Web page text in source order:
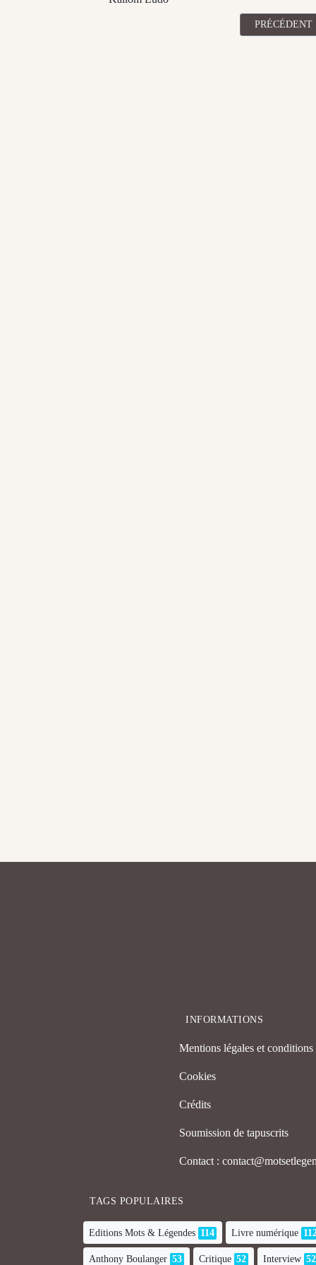
ARTICLE
PRÉCÉDENT
INFORMATIONS
Mentions légales et
Cookies
Crédits
Soumission de tapuscrits
Contact :
TAGS POPULAIRES
Editions Mots & Légendes 114 Livre numérique
Anthony Boulanger 53 Critique 52 Interview 52